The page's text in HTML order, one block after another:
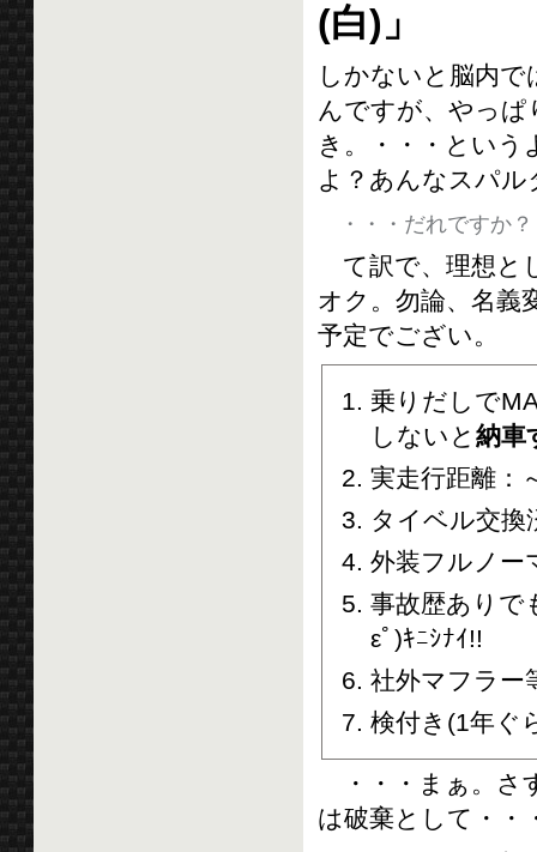
(白)」
しかないと脳内
んですが、やっ
き。・・・とい
よ？あんなスパ
・・・だれですか？
て訳で、理想と
オク。勿論、名義
予定でござい。
乗りだしで
しないと 納車
実走行距離：
タイベル交換
外装フルノー
事故歴ありで
εﾟ)ｷﾆｼﾅｲ!!
社外マフラー
検付き(1年ぐ
・・・まぁ。さ
は破棄として・・